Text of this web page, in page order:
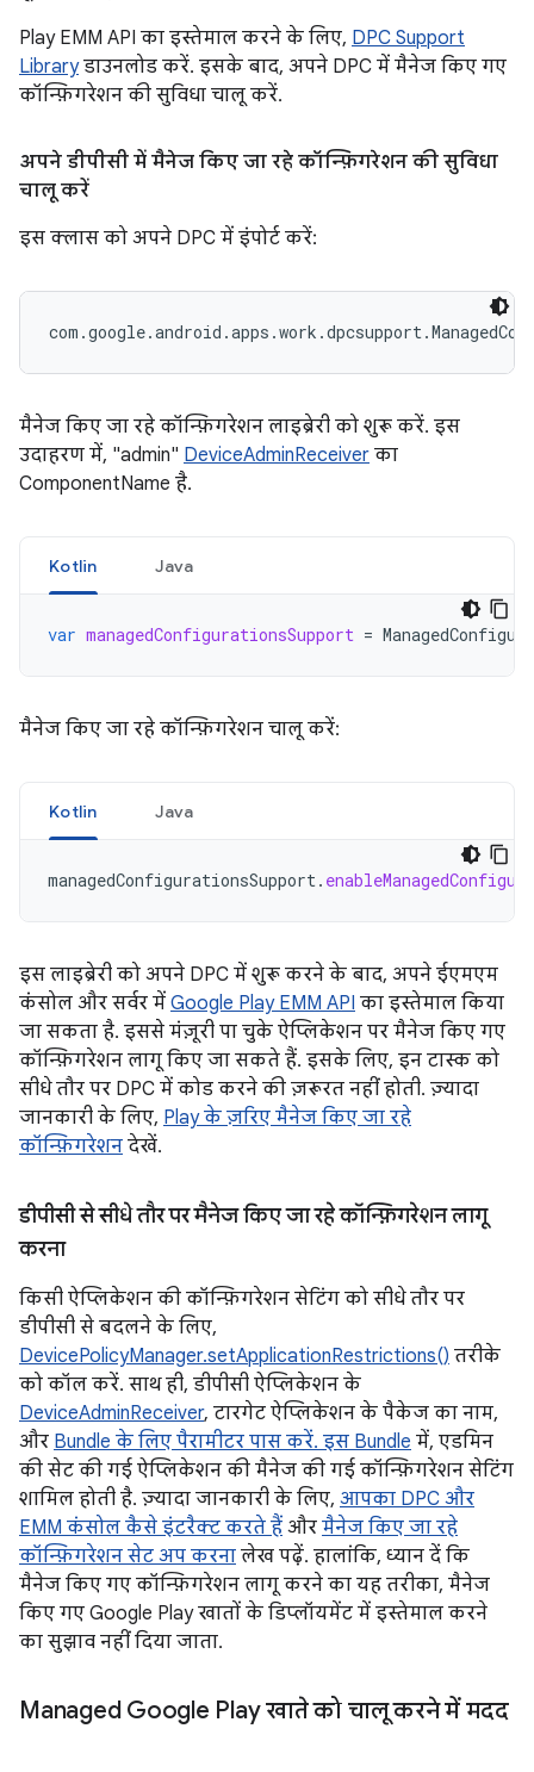
Play EMM API का इस्तेमाल करने के लिए, DPC Support
Libraryडाउनलोड करें. इसके बाद, अपने DPC में मैनेज किए गए
कॉन्फ़िगरेशन की सुविधा चालू करें.
अपने डीपीसी में मैनेज किए जा रहे कॉन्फ़िगरेशन की सुविधा
चालू करें
इस क्लास को अपने DPC में इंपोर्ट करें:
मैनेज किए जा रहे कॉन्फ़िगरेशन लाइब्रेरी को शुरू करें. इस
उदाहरण में, "admin" DeviceAdminReceiver का
ComponentName है.
Kotlin Java
var managedConfigurationsSupport =
मैनेज किए जा रहे कॉन्फ़िगरेशन चालू करें:
Kotlin Java
managedConfigurationsSupport.
इस लाइब्रेरी को अपने DPC में शुरू करने के बाद, अपने ईएमएम
कंसोल और सर्वर में Google Play EMM API का इस्तेमाल किया
जा सकता है. इससे मंज़ूरी पा चुके ऐप्लिकेशन पर मैनेज किए गए
कॉन्फ़िगरेशन लागू किए जा सकते हैं. इसके लिए, इन टास्क को
सीधे तौर पर DPC में कोड करने की ज़रूरत नहीं होती. ज़्यादा
जानकारी के लिए, Play के ज़रिए मैनेज किए जा रहे
कॉन्फ़िगरेशन देखें.
डीपीसी से सीधे तौर पर मैनेज किए जा रहे कॉन्फ़िगरेशन लागू
करना
किसी ऐप्लिकेशन की कॉन्फ़िगरेशन सेटिंग को सीधे तौर पर
डीपीसी से बदलने के लिए,
DevicePolicyManager.setApplicationRestrictions() तरीके
को कॉल करें. साथ ही, डीपीसी ऐप्लिकेशन के
DeviceAdminReceiver, टारगेट ऐप्लिकेशन के पैकेज का नाम,
और Bundle के लिए पैरामीटर पास करें. इस Bundle में, एडमिन
की सेट की गई ऐप्लिकेशन की मैनेज की गई कॉन्फ़िगरेशन सेटिंग
शामिल होती है. ज़्यादा जानकारी के लिए, आपका DPC और
EMM कंसोल कैसे इंटरैक्ट करते हैं और मैनेज किए जा रहे
कॉन्फ़िगरेशन सेट अप करना लेख पढ़ें. हालांकि, ध्यान दें कि
मैनेज किए गए कॉन्फ़िगरेशन लागू करने का यह तरीका, मैनेज
किए गए Google Play खातों के डिप्लॉयमेंट में इस्तेमाल करने
का सुझाव नहीं दिया जाता.
Managed Google Play खाते को चालू करने में मदद